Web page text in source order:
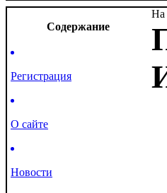
Cодержание
Регистрация
О сайте
Новости
На